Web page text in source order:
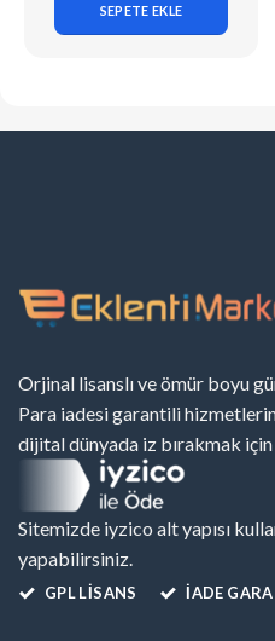
SEPETE EKLE
Orjinal lisanslı ve ömür boyu
Para iadesi garantili
dijital dünyada iz bırakmak için
Sitemizde iyzico alt yapısı
yapabilirsiniz.
GPL LISANS İADE